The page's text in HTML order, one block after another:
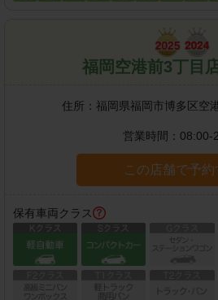
福岡空港前3丁目
住所： 福岡県福岡市博多区空
営業時間： 08:00-
この店舗で予約
保有車両クラス